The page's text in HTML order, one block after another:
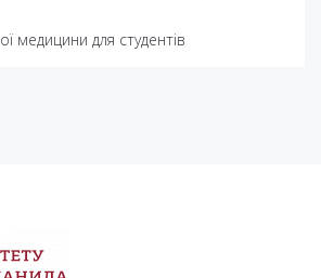
медицини для студентів